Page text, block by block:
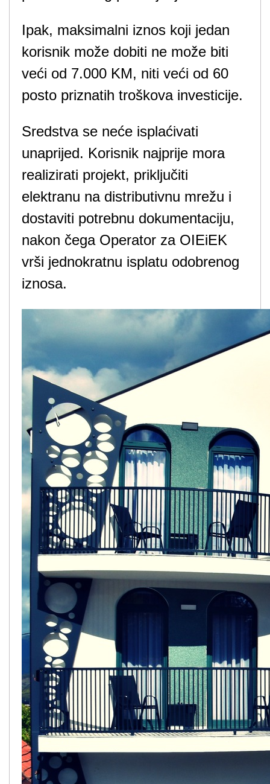
Ipak, maksimalni iznos koji jedan
korisnik može dobiti ne može biti
veći od 7.000 KM, niti veći od 60
posto priznatih troškova investicije.
Sredstva se neće isplaćivati ​​
unaprijed. Korisnik najprije mora
realizirati projekt, priključiti
elektranu na distributivnu mrežu i
dostaviti potrebnu dokumentaciju,
nakon čega Operator za OIEiEK
vrši jednokratnu isplatu odobrenog
iznosa.